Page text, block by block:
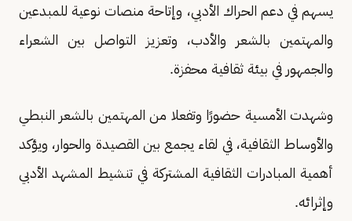
يسهم في دعم الحراك الأدبي، وإتاحة منصات نوعية للمبدعين
والمهتمين بالشعر والأدب، وتعزيز التواصل بين الشعراء
والجمهور في بيئة ثقافية محفزة.
وشهدت الأمسية حضورًا وتفعلا من المهتمين بالشعر النبطي
والأوساط الثقافية، في لقاء يجمع بين القصيدة والحوار، ويؤكد
أهمية المبادرات الثقافية المشتركة في تنشيط المشهد الأدبي
وإثرائه.